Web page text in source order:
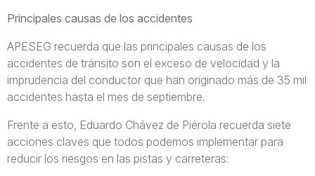
Principales causas de los accidentes
APESEG recuerda que las principales causas de los
accidentes de tránsito son el exceso de velocidad y la
imprudencia del conductor que han originado más de 35 mil
accidentes hasta el mes de septiembre.
Frente a esto, Eduardo Chávez de Piérola recuerda siete
acciones claves que todos podemos implementar para
reducir los riesgos en las pistas y carreteras: